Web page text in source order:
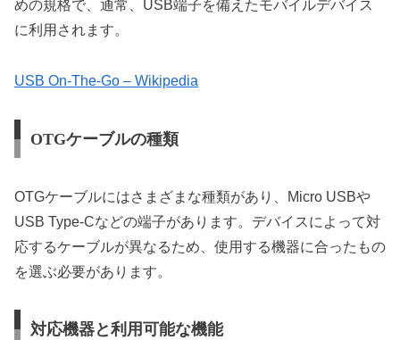
めの規格で、通常、USB端子を備えたモバイルデバイス
に利用されます。
USB On-The-Go – Wikipedia
OTGケーブルの種類
OTGケーブルにはさまざまな種類があり、Micro USBや
USB Type-Cなどの端子があります。デバイスによって対
応するケーブルが異なるため、使用する機器に合ったもの
を選ぶ必要があります。
対応機器と利用可能な機能